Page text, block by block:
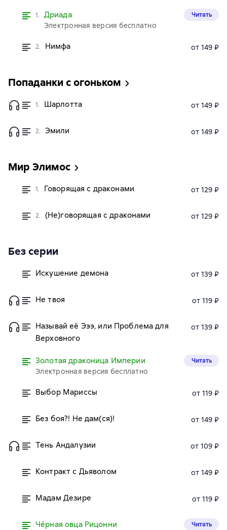
1. Дриада
Электронная версия бесплатно
Читать
2. Нимфа от 149 ₽
Попаданки с огоньком
1. Шарлотта от 149 ₽
2. Эмили от 149 ₽
Мир Элимос
1. Говорящая с драконами от 129 ₽
2. (Не)говорящая с драконами от 129 ₽
Без серии
Искушение демона от 139 ₽
Не твоя от 119 ₽
Называй её Эээ, или Проблема для
Верховного
от 139 ₽
Золотая драконица Империи
Электронная версия бесплатно
Читать
Выбор Мариссы от 119 ₽
Без боя?! Не дам(ся)! от 149 ₽
Тень Андалузии от 109 ₽
Контракт с Дьяволом от 149 ₽
Мадам Дезире от 119 ₽
Чёрная овца Рицонни Читать